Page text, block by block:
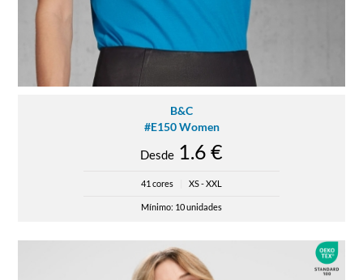
B&C
#E150 Women
Desde 1.6 €
41 cores XS - XXL
Mínimo: 10 unidades